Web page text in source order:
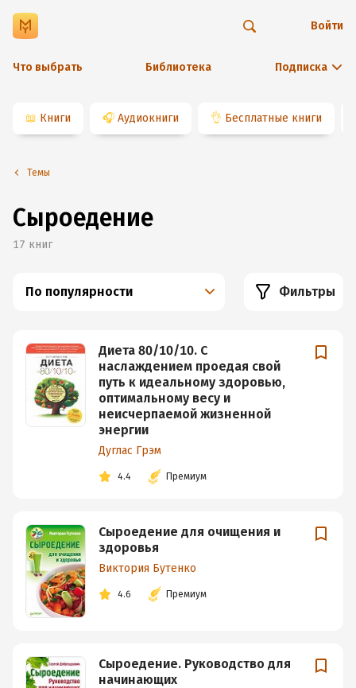
Что выбрать Библиотека Подписка
Войти
📖 Книги 🎧 Аудиокниги 👌 Бесплатные книги
Темы
Сыроедение
17 книг
По популярности Фильтры
Диета 80/10/10. С
наслаждением проедая свой
путь к идеальному здоровью,
оптимальному весу и
неисчерпаемой жизненной
энергии
Дуглас Грэм
4.4 Премиум
Сыроедение для очищения и
здоровья
Виктория Бутенко
4.6 Премиум
Сыроедение. Руководство для
начинающих